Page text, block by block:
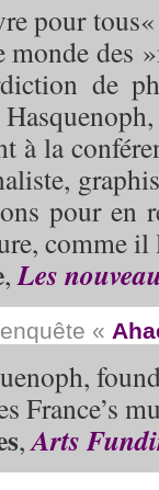
pour
des
de
à la
pour en
comme il
,Les
«
France’s
,Arts